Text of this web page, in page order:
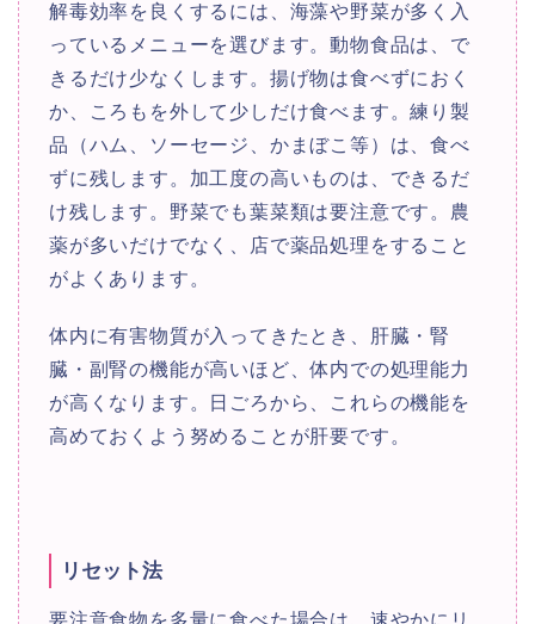
解毒効率を良くするには、海藻や野菜が多く入
っているメニューを選びます。動物食品は、で
きるだけ少なくします。揚げ物は食べずにおく
か、ころもを外して少しだけ食べます。練り製
品（ハム、ソーセージ、かまぼこ等）は、食べ
ずに残します。加工度の高いものは、できるだ
け残します。野菜でも葉菜類は要注意です。農
薬が多いだけでなく、店で薬品処理をすること
がよくあります。
体内に有害物質が入ってきたとき、肝臓・腎
臓・副腎の機能が高いほど、体内での処理能力
が高くなります。日ごろから、これらの機能を
高めておくよう努めることが肝要です。
リセット法
要注意食物を多量に食べた場合は、速やかにリ